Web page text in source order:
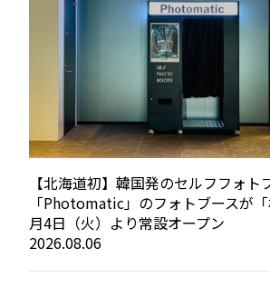
【北海道初】韓国発のセルフフォト
「Photomatic」のフォトブースが
月4日（火）より常設オープン
2026.08.06